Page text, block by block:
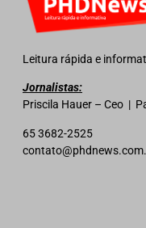
Leitura rápida e
Jornalistas:
Priscila Hauer – Ceo |
65 3682-2525